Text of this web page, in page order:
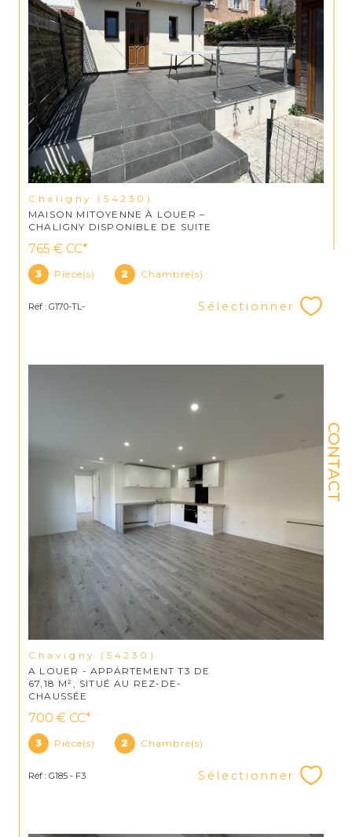
CONTACT
Chaligny (54230)
MAISON MITOYENNE À LOUER –
CHALIGNY DISPONIBLE DE SUITE
765 € CC*
3 Pièce(s) 2 Chambre(s)
Réf : G170-TL- Sélectionner
Chavigny (54230)
A LOUER - APPARTEMENT T3 DE
67,18 M², SITUÉ AU REZ-DE-
CHAUSSÉE
700 € CC*
3 Pièce(s) 2 Chambre(s)
Réf : G185 - F3 Sélectionner